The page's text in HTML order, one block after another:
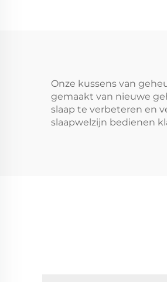
Onze kussens van
gemaakt van nieuwe
slaap te verbeteren en
slaapwelzijn bedienen